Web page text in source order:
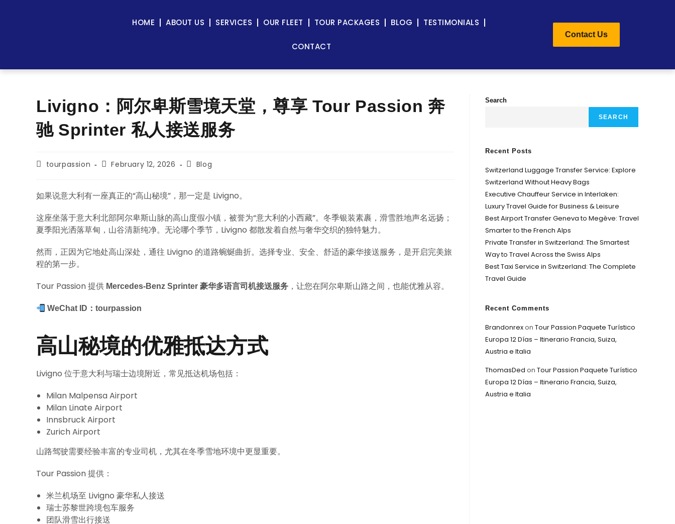
HOME ABOUT US SERVICES OUR FLEET TOUR PACKAGES BLOG TESTIMONIALS
CONTACT
Contact Us
Livigno：阿尔卑斯雪境天堂，尊享 Tour Passion 奔
驰 Sprinter 私人接送服务
tourpassion February 12, 2026 Blog
如果说意大利有一座真正的“高山秘境”，那一定是 Livigno。
这座坐落于意大利北部阿尔卑斯山脉的高山度假小镇，被誉为“意大利的小西藏”。冬季银装素裹，滑雪胜地声名远扬；
夏季阳光洒落草甸，山谷清新纯净。无论哪个季节，Livigno 都散发着自然与奢华交织的独特魅力。
然而，正因为它地处高山深处，通往 Livigno 的道路蜿蜒曲折。选择专业、安全、舒适的豪华接送服务，是开启完美旅
程的第一步。
Tour Passion 提供 Mercedes-Benz Sprinter 豪华多语言司机接送服务 ，让您在阿尔卑斯山路之间，也能优雅从容。
WeChat ID：tourpassion
高山秘境的优雅抵达方式
Livigno 位于意大利与瑞士边境附近，常见抵达机场包括：
Milan Malpensa Airport
Milan Linate Airport
Innsbruck Airport
Zurich Airport
山路驾驶需要经验丰富的专业司机，尤其在冬季雪地环境中更显重要。
Tour Passion 提供：
米兰机场至 Livigno 豪华私人接送
瑞士苏黎世跨境包车服务
团队滑雪出行接送
Search
SEARCH
Recent Posts
Switzerland Luggage Transfer Service: Explore
Switzerland Without Heavy Bags
Executive Chauffeur Service in Interlaken:
Luxury Travel Guide for Business & Leisure
Best Airport Transfer Geneva to Megève: Travel
Smarter to the French Alps
Private Transfer in Switzerland: The Smartest
Way to Travel Across the Swiss Alps
Best Taxi Service in Switzerland: The Complete
Travel Guide
Recent Comments
Brandonrexon Tour Passion Paquete Turístico
Europa 12 Días – Itinerario Francia, Suiza,
Austria e Italia
ThomasDed on Tour Passion Paquete Turístico
Europa 12 Días – Itinerario Francia, Suiza,
Austria e Italia